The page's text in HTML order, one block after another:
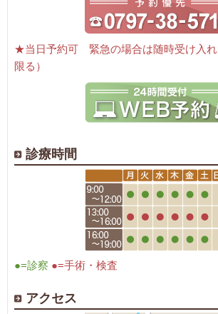
★当日予約可 緊急の場合は随時受け入れ
限る）
診療時間
●=診察 ●=手術・検査
アクセス